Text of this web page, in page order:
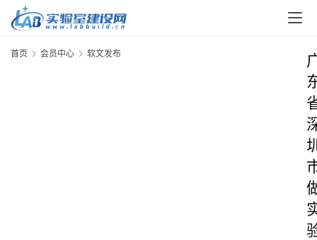
首页 会员中心 软文发布